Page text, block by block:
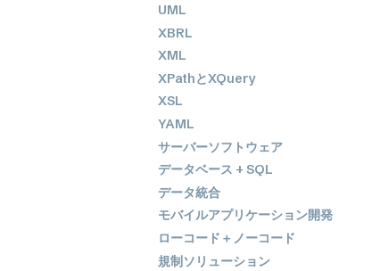
UML
XBRL
XML
XPathとXQuery
XSL
YAML
サーバーソフトウェア
データベース + SQL
データ統合
モバイルアプリケーション開発
ローコード＋ノーコード
規制ソリューション